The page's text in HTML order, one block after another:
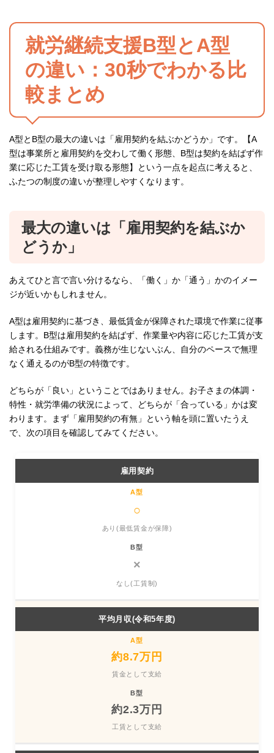
就労継続支援B型とA型
の違い：30秒でわかる比
較まとめ
A型とB型の最大の違いは「雇用契約を結ぶかどうか」です。【A
型は事業所と雇用契約を交わして働く形態、B型は契約を結ばず作
業に応じた工賃を受け取る形態】という一点を起点に考えると、
ふたつの制度の違いが整理しやすくなります。
最大の違いは「雇用契約を結ぶか
どうか」
あえてひと言で言い分けるなら、「働く」か「通う」かのイメー
ジが近いかもしれません。
A型は雇用契約に基づき、最低賃金が保障された環境で作業に従事
します。B型は雇用契約を結ばず、作業量や内容に応じた工賃が支
給される仕組みです。義務が生じないぶん、自分のペースで無理
なく通えるのがB型の特徴です。
どちらが「良い」ということではありません。お子さまの体調・
特性・就労準備の状況によって、どちらが「合っている」かは変
わります。まず「雇用契約の有無」という軸を頭に置いたうえ
で、次の項目を確認してみてください。
雇用契約
○
あり(最低賃金が保障)
×
なし(工賃制)
平均月収(令和5年度)
約8.7万円
賃金として支給
約2.3万円
工賃として支給